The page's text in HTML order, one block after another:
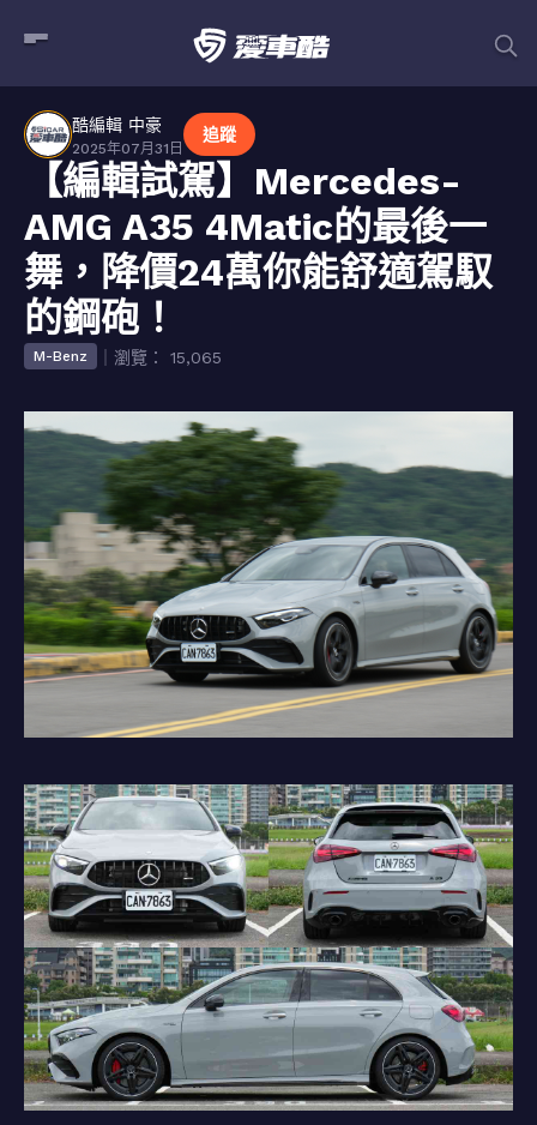
酷編輯 中豪
2025年07月31日
追蹤
【編輯試駕】Mercedes-
AMG A35 4Matic的最後一
舞，降價24萬你能舒適駕馭
的鋼砲！
M-Benz ｜瀏覽： 15,065